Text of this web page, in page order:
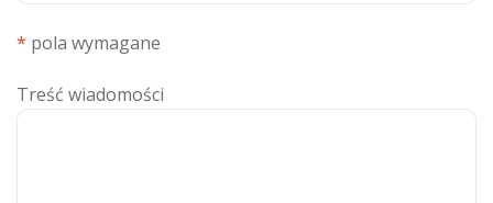
* pola wymagane
Treść wiadomości